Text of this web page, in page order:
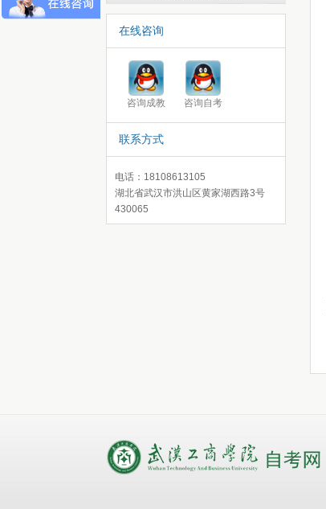
在线咨询
咨询成教 咨询自考
联系方式
电话：18108613105
湖北省武汉市洪山区黄家湖西路3号
430065